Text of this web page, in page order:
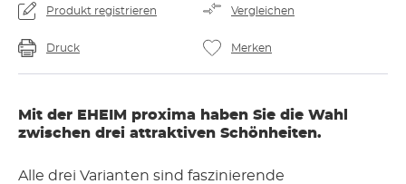
Produkt registrieren Vergleichen
Druck Merken
Mit der EHEIM proxima haben Sie die Wahl
zwischen drei attraktiven Schönheiten.
Alle drei Varianten sind faszinierende